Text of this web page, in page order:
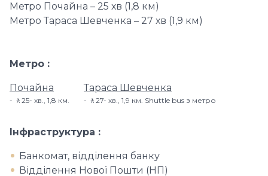
Метро Почайна – 25 хв (1,8 км)
Метро Тараса Шевченка – 27 хв (1,9 км)
Метро
Почайна
🚶25- хв​., 1,8 км.
Тараса Шевченка
🚶27- хв​., 1,9 км. Shuttle bus з метро
Інфраструктура
Банкомат, відділення банку
Відділення Нової Пошти (НП)